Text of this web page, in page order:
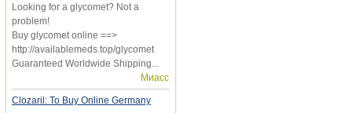
Looking for a glycomet? Not a
problem!
Buy glycomet online ==>
http://availablemeds.top/glycomet
Guaranteed Worldwide Shipping...
Миасс
Clozaril: To Buy Online Germany